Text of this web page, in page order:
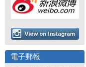
電子郵報